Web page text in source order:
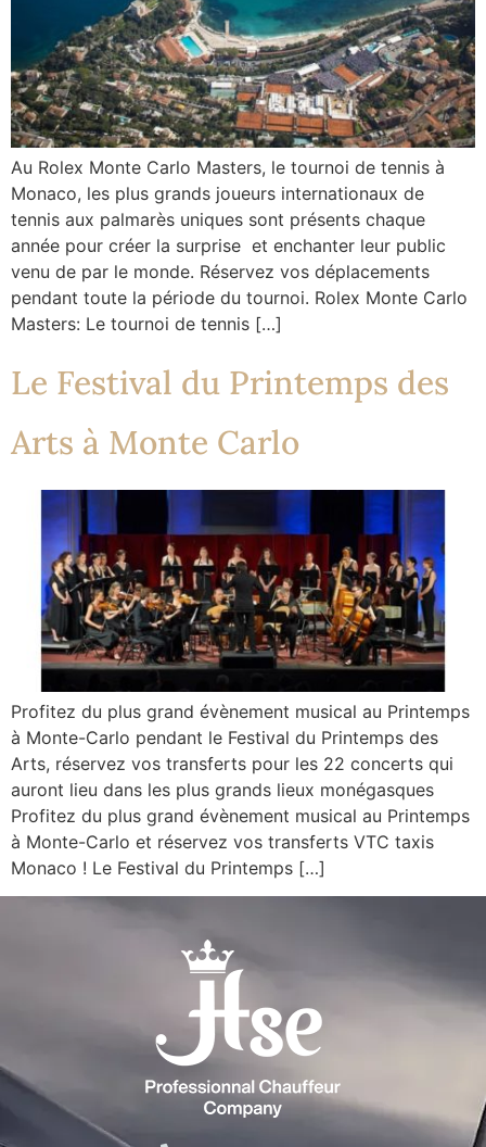
Au Rolex Monte Carlo Masters, le tournoi de tennis à
Monaco, les plus grands joueurs internationaux de
tennis aux palmarès uniques sont présents chaque
année pour créer la surprise et enchanter leur public
venu de par le monde. Réservez vos déplacements
pendant toute la période du tournoi. Rolex Monte Carlo
Masters: Le tournoi de tennis […]
Le Festival du Printemps des
Arts à Monte Carlo
Profitez du plus grand évènement musical au Printemps
à Monte-Carlo pendant le Festival du Printemps des
Arts, réservez vos transferts pour les 22 concerts qui
auront lieu dans les plus grands lieux monégasques
Profitez du plus grand évènement musical au Printemps
à Monte-Carlo et réservez vos transferts VTC taxis
Monaco ! Le Festival du Printemps […]